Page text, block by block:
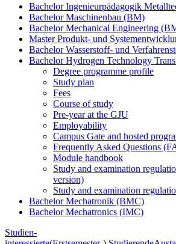
Bachelor Ingenieurpädagogik
Bachelor Maschinenbau (BM)
Bachelor Mechanical Engineering
Master Produkt- und
Bachelor Wasserstoff- und
Bachelor Hydrogen Technology
Degree programme profile
Study plan
Fees
Course of study
Pre-year at the GJU
Employability
Campus Gate and hosted
Frequently Asked Questions
Module handbook
Study and examination
version)
Study and examination
Bachelor Mechatronik (BMC)
Bachelor Mechatronics (IMC)
Studien-